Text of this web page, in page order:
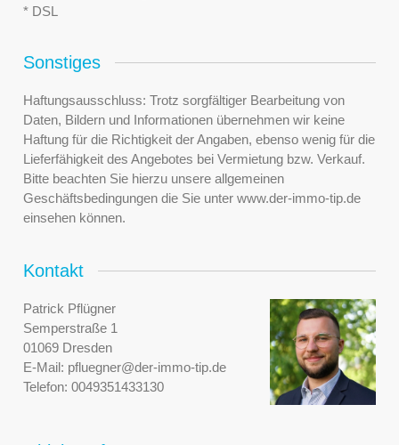
* DSL
Sonstiges
Haftungsausschluss: Trotz sorgfältiger Bearbeitung von
Daten, Bildern und Informationen übernehmen wir keine
Haftung für die Richtigkeit der Angaben, ebenso wenig für die
Lieferfähigkeit des Angebotes bei Vermietung bzw. Verkauf.
Bitte beachten Sie hierzu unsere allgemeinen
Geschäftsbedingungen die Sie unter www.der-immo-tip.de
einsehen können.
Kontakt
Patrick Pflügner
Semperstraße 1
01069 Dresden
E-Mail: pfluegner@der-immo-tip.de
Telefon: 0049351433130